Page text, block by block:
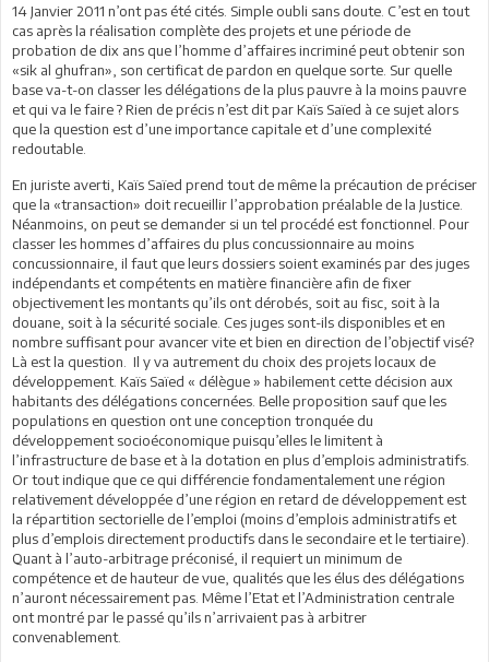
14 Janvier 2011 n’ont pas été cités. Simple oubli sans doute. C’est en tout
cas après la réalisation complète des projets et une période de
probation de dix ans que l’homme d’affaires incriminé peut obtenir son
«sik al ghufran», son certificat de pardon en quelque sorte. Sur quelle
base va-t-on classer les délégations de la plus pauvre à la moins pauvre
et qui va le faire ? Rien de précis n’est dit par Kaïs Saïed à ce sujet alors
que la question est d’une importance capitale et d’une complexité
redoutable.
En juriste averti, Kaïs Saïed prend tout de même la précaution de préciser
que la «transaction» doit recueillir l’approbation préalable de la Justice.
Néanmoins, on peut se demander si un tel procédé est fonctionnel. Pour
classer les hommes d’affaires du plus concussionnaire au moins
concussionnaire, il faut que leurs dossiers soient examinés par des juges
indépendants et compétents en matière financière afin de fixer
objectivement les montants qu’ils ont dérobés, soit au fisc, soit à la
douane, soit à la sécurité sociale. Ces juges sont-ils disponibles et en
nombre suffisant pour avancer vite et bien en direction de l’objectif visé?
Là est la question. Il y va autrement du choix des projets locaux de
développement. Kaïs Saïed « délègue » habilement cette décision aux
habitants des délégations concernées. Belle proposition sauf que les
populations en question ont une conception tronquée du
développement socioéconomique puisqu’elles le limitent à
l’infrastructure de base et à la dotation en plus d’emplois administratifs.
Or tout indique que ce qui différencie fondamentalement une région
relativement développée d’une région en retard de développement est
la répartition sectorielle de l’emploi (moins d’emplois administratifs et
plus d’emplois directement productifs dans le secondaire et le tertiaire).
Quant à l’auto-arbitrage préconisé, il requiert un minimum de
compétence et de hauteur de vue, qualités que les élus des délégations
n’auront nécessairement pas. Même l’Etat et l’Administration centrale
ont montré par le passé qu’ils n’arrivaient pas à arbitrer
convenablement.